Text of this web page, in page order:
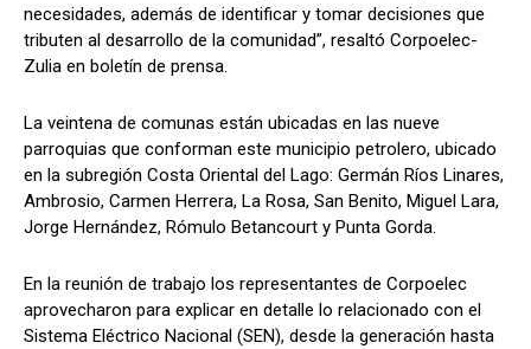
necesidades, además de identificar y tomar decisiones que
tributen al desarrollo de la comunidad”, resaltó Corpoelec-
Zulia en boletín de prensa.
La veintena de comunas están ubicadas en las nueve
parroquias que conforman este municipio petrolero, ubicado
en la subregión Costa Oriental del Lago: Germán Ríos Linares,
Ambrosio, Carmen Herrera, La Rosa, San Benito, Miguel Lara,
Jorge Hernández, Rómulo Betancourt y Punta Gorda.
En la reunión de trabajo los representantes de Corpoelec
aprovecharon para explicar en detalle lo relacionado con el
Sistema Eléctrico Nacional (SEN), desde la generación hasta